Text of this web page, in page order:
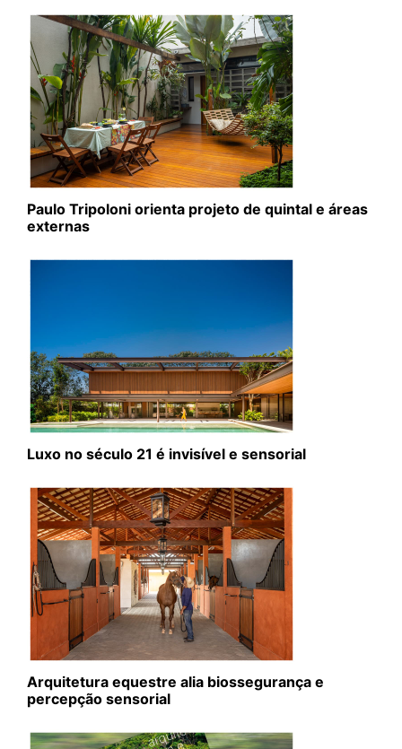
Paulo Tripoloni orienta projeto de quintal e áreas
externas
Luxo no século 21 é invisível e sensorial
Arquitetura equestre alia biossegurança e
percepção sensorial